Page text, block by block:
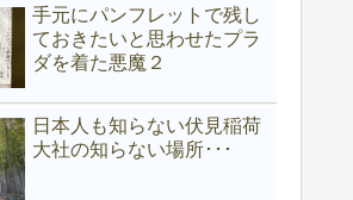
手元にパンフレットで残し
ておきたいと思わせたプラ
ダを着た悪魔２
日本人も知らない伏見稲荷
大社の知らない場所･･･